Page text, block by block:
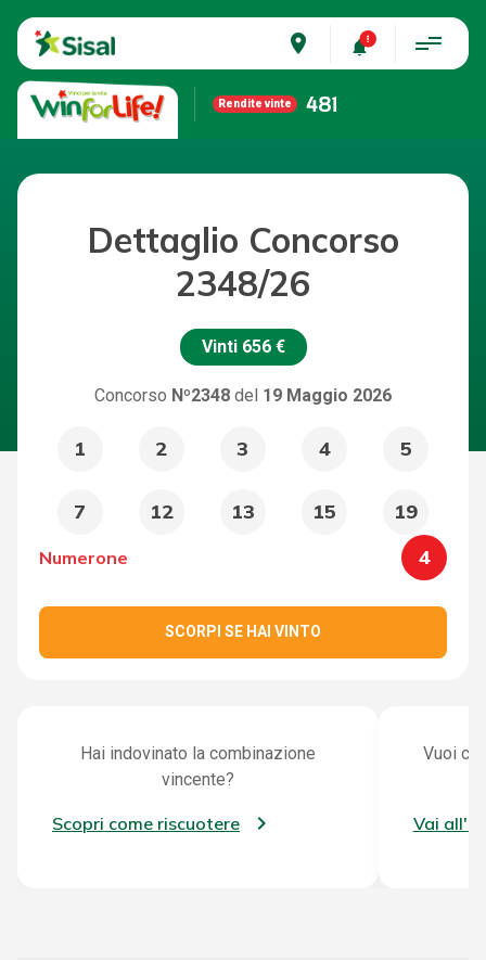
place
Rendite vinte 481
Dettaglio Concorso
2348/26
Vinti 656 €
Concorso Nº2348 del 19 Maggio 2026
1 2 3 4 5
7 12 13 15 19
Numerone 4
SCORPI SE HAI VINTO
Hai indovinato la combinazione
vincente?
Scopri come riscuotere
Vuoi
Vai